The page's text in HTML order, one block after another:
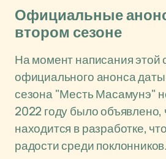
Официальные
втором сезоне
На момент написания этой
официального анонса
сезона "Месть Масамунэ"
2022 году было объявлено,
находится в разработке,
радости среди поклонников.